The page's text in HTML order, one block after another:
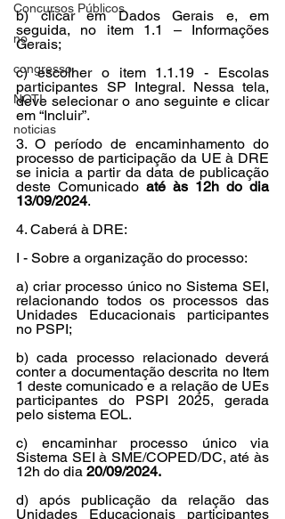
Concursos Públicos
no
congresso
NOTI
noticias
b) clicar em Dados Gerais e, em
seguida, no item 1.1 – Informações
Gerais;
c) escolher o item 1.1.19 - Escolas
participantes SP Integral. Nessa tela,
deve selecionar o ano seguinte e clicar
em “Incluir”.
3. O período de encaminhamento do
processo de participação da UE à DRE
se inicia a partir da data de publicação
deste Comunicado até às 12h do dia
13/09/2024.
4. Caberá à DRE:
I - Sobre a organização do processo:
a) criar processo único no Sistema SEI,
relacionando todos os processos das
Unidades Educacionais participantes
no PSPI;
b) cada processo relacionado deverá
conter a documentação descrita no Item
1 deste comunicado e a relação de UEs
participantes do PSPI 2025, gerada
pelo sistema EOL.
c) encaminhar processo único via
Sistema SEI à SME/COPED/DC, até às
12h do dia 20/09/2024.
d) após publicação da relação das
Unidades Educacionais participantes